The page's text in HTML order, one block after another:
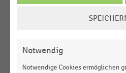
Generationen vom lokalen
Versandhandel zu einem
großflächigen Flagship-Store
erfolgte der Übergang zur
„Rose".
Notwendig
Notwendige Cookies ermöglichen